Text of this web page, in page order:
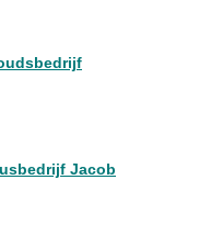
Jacob